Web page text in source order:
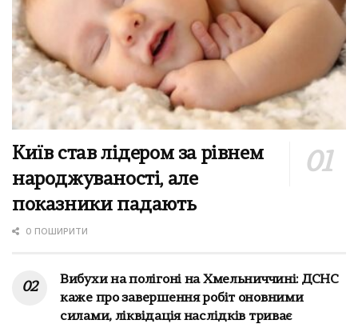
Київ став лідером за рівнем
народжуваності, але
показники падають
0 ПОШИРИТИ
Вибухи на полігоні на Хмельниччині: ДСНС
каже про завершення робіт оновними
силами, ліквідація наслідків триває